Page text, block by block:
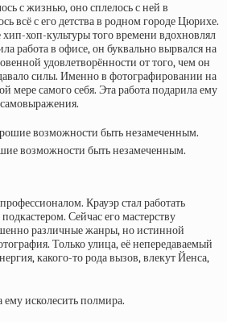
с жизнью, оно сплелось с ней в
всё с его детства в родном городе Цюрихе.
хоп-культуры того времени вдохновлял
работа в офисе, он буквально вырвался на
удовлетворённости от того, чем он
силы. Именно в фотографировании на
мере самого себя. Эта работа подарила ему
возможности быть незамеченным.
Крауэр стал работать
Сейчас его мастерству
различные жанры, но истинной
Только улица, её непередаваемый
какого-то рода вызов, влекут Йенса,